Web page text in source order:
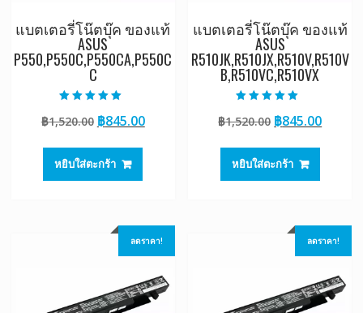
แบตเตอรี่โน๊ตบุ๊ค ของแท้
ASUS
P550,P550C,P550CA,P550C
C
5.00
ตั้งแต่ 1-5
฿1,520.00 Original
was:
฿1,520.00.
฿845.00Current
หยิบใส่ตะกร้า
แบตเตอรี่โน๊ตบุ๊ค ของแท้
ASUS
R510JK,R510JX,R510V,R510V
B,R510VC,R510VX
5.00
ตั้งแต่ 1-5
฿1,520.00 Original
was:
฿1,520.00.
฿845.00
หยิบใส่ตะกร้า
ลดราคา! ลดราคา!